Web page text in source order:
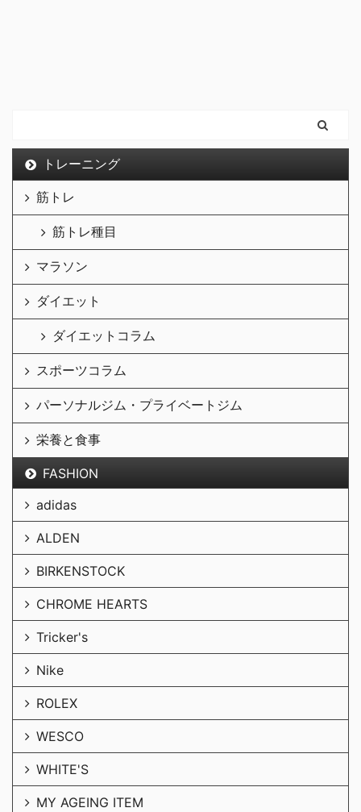
トレーニング
筋トレ
筋トレ種目
マラソン
ダイエット
ダイエットコラム
スポーツコラム
パーソナルジム・プライベートジム
栄養と食事
FASHION
adidas
ALDEN
BIRKENSTOCK
CHROME HEARTS
Tricker's
Nike
ROLEX
WESCO
WHITE'S
MY AGEING ITEM